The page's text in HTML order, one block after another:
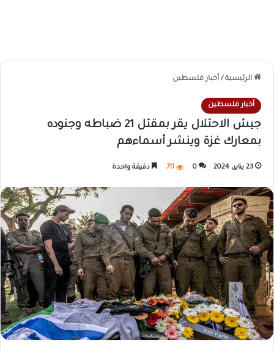
الرئيسية / أخبار فلسطين
أخبار فلسطين
جيش الاحتلال يقر بمقتل 21 ضباطه وجنوده
بمعارك غزة وينشر أسماءهم
23 يناير، 2024 0
711 دقيقة واحدة